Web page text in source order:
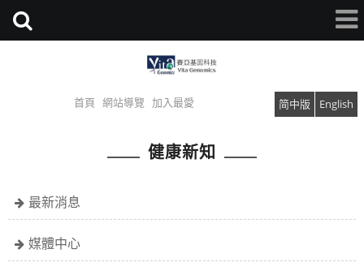
首頁 網站導覽 加入最愛 简中版 English
健康新知
最新消息
媒體中心